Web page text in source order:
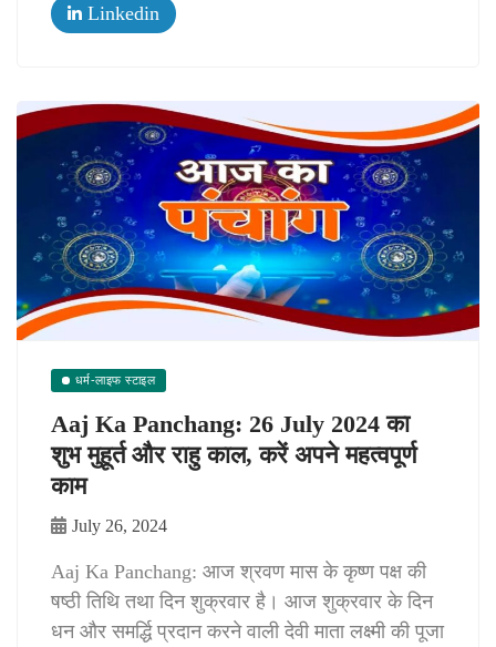
Linkedin
धर्म-लाइफ स्टाइल
Aaj Ka Panchang: 26 July 2024 का
शुभ मुहूर्त और राहु काल, करें अपने महत्वपूर्ण
काम
July 26, 2024
Aaj Ka Panchang: आज श्रवण मास के कृष्ण पक्ष की
षष्ठी तिथि तथा दिन शुक्रवार है। आज शुक्रवार के दिन
धन और समर्द्धि प्रदान करने वाली देवी माता लक्ष्मी की पूजा